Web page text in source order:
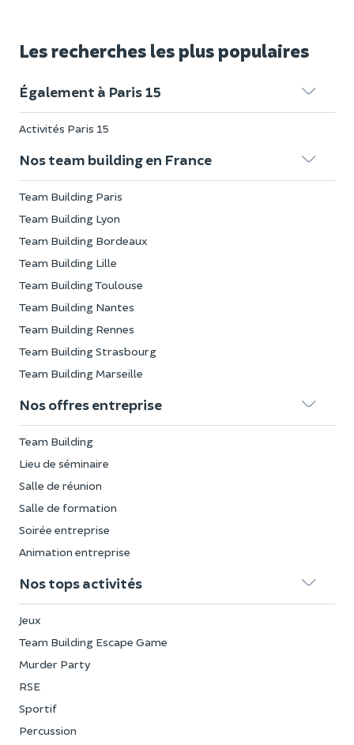
Les recherches les plus populaires
Également à Paris 15
Activités Paris 15
Nos team building en France
Team Building Paris
Team Building Lyon
Team Building Bordeaux
Team Building Lille
Team Building Toulouse
Team Building Nantes
Team Building Rennes
Team Building Strasbourg
Team Building Marseille
Nos offres entreprise
Team Building
Lieu de séminaire
Salle de réunion
Salle de formation
Soirée entreprise
Animation entreprise
Nos tops activités
Jeux
Team Building Escape Game
Murder Party
RSE
Sportif
Percussion